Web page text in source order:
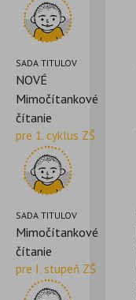
SADA TITULOV
NOVÉ
Mimočítankové
čítanie
pre 1. cyklus ZŠ
SADA TITULOV
Mimočítankové
čítanie
pre I. stupeň ZŠ